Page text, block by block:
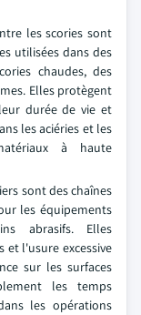
les scories sont
utilisées dans des
chaudes, des
Elles protègent
durée de vie et
les aciéries et les
à haute
sont des chaînes
les équipements
abrasifs. Elles
et l'usure excessive
sur les surfaces
les temps
les opérations